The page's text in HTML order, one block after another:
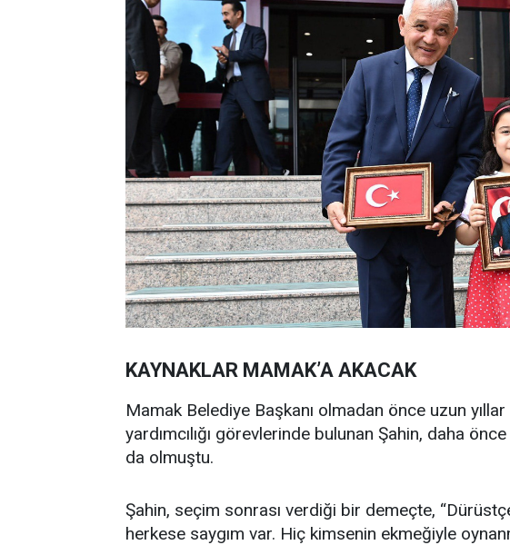
KAYNAKLAR MAMAK’A AKACAK
Mamak Belediye Başkanı olmadan önce uzun
yardımcılığı görevlerinde bulunan Şahin, daha
da olmuştu.
Şahin, seçim sonrası verdiği bir demeçte,
herkese saygım var. Hiç kimsenin ekmeğiyle